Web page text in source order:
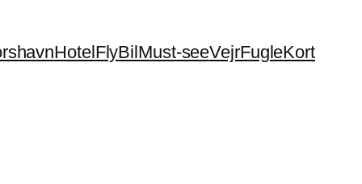
HotelFlyBilMust-seeVejrFugleKort